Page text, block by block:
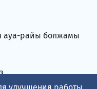
ауа-райы болжамы